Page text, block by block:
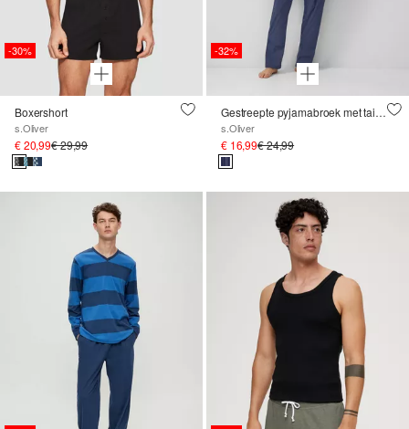
-30%
Boxershort
s.Oliver
€ 20,99€ 29,99
-32%
Gestreepte pyjamabroek met tailleband met trekkoord
s.Oliver
€ 16,99€ 24,99